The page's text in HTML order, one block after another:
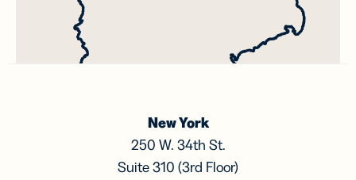
New York
250 W. 34th St.
Suite 310 (3rd Floor)